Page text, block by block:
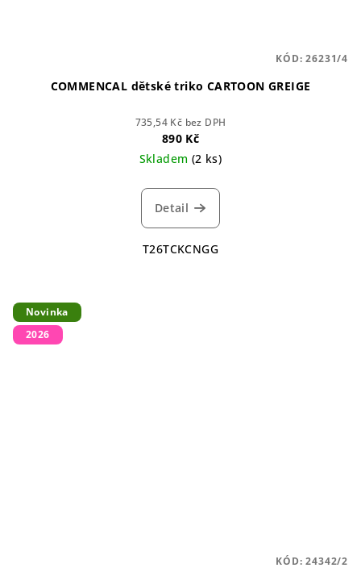
COMMENCAL dětské triko CARTOON GREIGE
735,54 Kč bez DPH
890 Kč
Skladem (2 ks)
Detail
T26TCKCNGG
KÓD:26231/4
Novinka
2026
KÓD:24342/2